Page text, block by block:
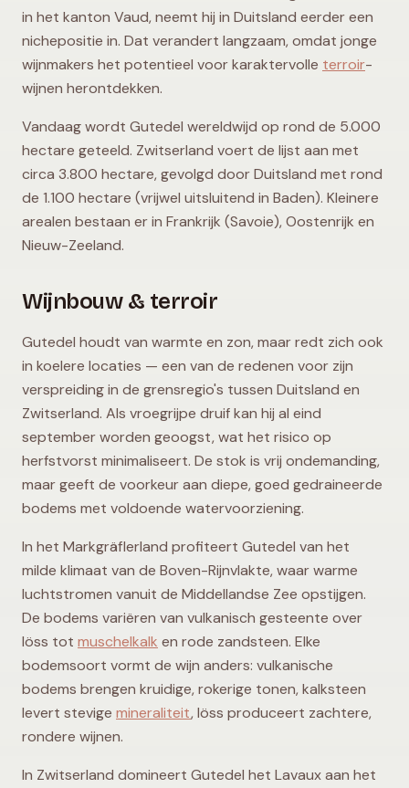
in het kanton Vaud, neemt hij in Duitsland eerder een
nichepositie in. Dat verandert langzaam, omdat jonge
wijnmakers het potentieel voor karaktervolle terroir-
wijnen herontdekken.
Vandaag wordt Gutedel wereldwijd op rond de 5.000
hectare geteeld. Zwitserland voert de lijst aan met
circa 3.800 hectare, gevolgd door Duitsland met rond
de 1.100 hectare (vrijwel uitsluitend in Baden). Kleinere
arealen bestaan er in Frankrijk (Savoie), Oostenrijk en
Nieuw-Zeeland.
Wijnbouw & terroir
Gutedel houdt van warmte en zon, maar redt zich ook
in koelere locaties — een van de redenen voor zijn
verspreiding in de grensregio's tussen Duitsland en
Zwitserland. Als vroegrijpe druif kan hij al eind
september worden geoogst, wat het risico op
herfstvorst minimaliseert. De stok is vrij ondemanding,
maar geeft de voorkeur aan diepe, goed gedraineerde
bodems met voldoende watervoorziening.
In het Markgräflerland profiteert Gutedel van het
milde klimaat van de Boven-Rijnvlakte, waar warme
luchtstromen vanuit de Middellandse Zee opstijgen.
De bodems variëren van vulkanisch gesteente over
löss tot muschelkalk en rode zandsteen. Elke
bodemsoort vormt de wijn anders: vulkanische
bodems brengen kruidige, rokerige tonen, kalksteen
levert stevige mineraliteit, löss produceert zachtere,
rondere wijnen.
In Zwitserland domineert Gutedel het Lavaux aan het